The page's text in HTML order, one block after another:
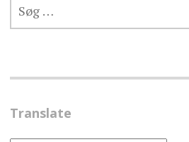
EFTER:
Translate